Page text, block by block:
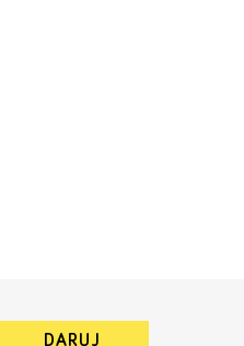
DARUJ